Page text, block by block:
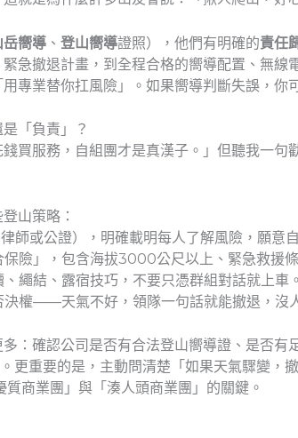
岳嚮導、 登山嚮導證照），他們有明確的責任
急撤退計畫，到全程合格的嚮導配置、無線
專業替你扛風險」。如果嚮導判斷失誤，你
「負責」？
買服務，自組團才是真漢子。」但聽我一句
山策略：
律師或公證），明確載明每人了解風險，願意
險」，包含海拔3000公尺以上、緊急救援條
繩結、露宿技巧，不要只憑群組對話就上車。
決權——天氣不好，領隊一句話就能撤退，沒
：確認公司是否有合法登山嚮導證、是否有
。更重要的是，主動問清楚「如果天氣驟變
商業團」與「湊人頭商業團」的關鍵。